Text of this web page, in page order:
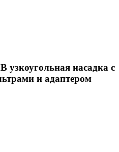
узкоугольная насадка с
и адаптером